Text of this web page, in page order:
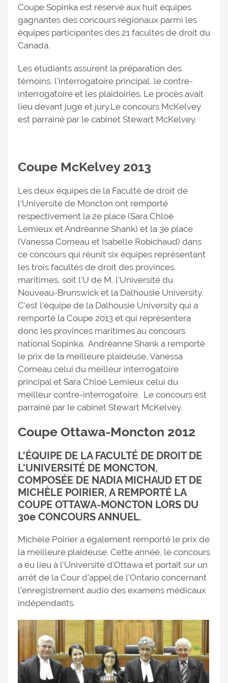
Coupe Sopinka est réservé aux huit équipes
gagnantes des concours régionaux parmi les
équipes participantes des 21 facultés de droit du
Canada.
Les étudiants assurent la préparation des
témoins, l’interrogatoire principal, le contre-
interrogatoire et les plaidoiries. Le procès avait
lieu devant juge et jury.Le concours McKelvey
est parrainé par le cabinet Stewart McKelvey.
Coupe McKelvey 2013
Les deux équipes de la Faculté de droit de
l'Université de Moncton ont remporté
respectivement la 2e place (Sara Chloé
Lemieux et Andréanne Shank) et la 3e place
(Vanessa Comeau et Isabelle Robichaud) dans
ce concours qui réunit six équipes représentant
les trois facultés de droit des provinces
maritimes, soit l'U de M, l'Université du
Nouveau-Brunswick et la Dalhousie University.
C'est l'équipe de la Dalhousie University qui a
remporté la Coupe 2013 et qui représentera
donc les provinces maritimes au concours
national Sopinka. Andréanne Shank a remporté
le prix de la meilleure plaideuse, Vanessa
Comeau celui du meilleur interrogatoire
principal et Sara Chloé Lemieux celui du
meilleur contre-interrogatoire. Le concours est
parrainé par le cabinet Stewart McKelvey.
Coupe Ottawa-Moncton 2012
L'ÉQUIPE DE LA FACULTÉ DE DROIT DE
L'UNIVERSITÉ DE MONCTON,
COMPOSÉE DE NADIA MICHAUD ET DE
MICHÈLE POIRIER, A REMPORTÉ LA
COUPE OTTAWA-MONCTON LORS DU
30e CONCOURS ANNUEL.
Michèle Poirier a également remporté le prix de
la meilleure plaideuse. Cette année, le concours
a eu lieu à l'Université d’Ottawa et portait sur un
arrêt de la Cour d’appel de l’Ontario concernant
l’enregistrement audio des examens médicaux
indépendants.